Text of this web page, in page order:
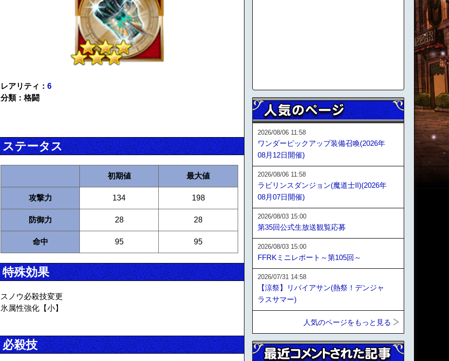
レアリティ： 6
分類：格闘
ステータス
初期値 最大値
攻撃力 134 198
防御力 28 28
命中 95 95
特殊効果
スノウ必殺技変更
氷属性強化【小】
必殺技
2026/08/06 11:58
ワンダーピックアップ装備召喚(2026年
08月12日開催)
2026/08/06 11:58
ラビリンスダンジョン(魔道士II)(2026年
08月07日開催)
2026/08/03 15:00
第35回公式生放送観覧応募
2026/08/03 15:00
FFRKミニレポート～第105回～
2026/07/31 14:58
【涼祭】リバイアサン(熱祭！デンジャ
ラスサマー)
人気のページをもっと見る